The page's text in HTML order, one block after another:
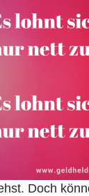
Doch